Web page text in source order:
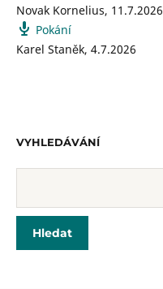
Novak Kornelius, 11.7.2026
Pokání
Karel Staněk, 4.7.2026
VYHLEDÁVÁNÍ